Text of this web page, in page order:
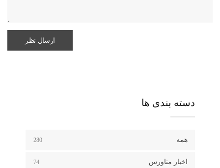
دسته بندی ها
همه 280
اخبار متاورس 74